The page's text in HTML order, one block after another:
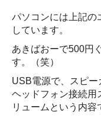
パソコンには上記の
しています。
あきばおーで500円
す。（笑）
USB電源で、スピ
ヘッドフォン接続用
リュームという内容